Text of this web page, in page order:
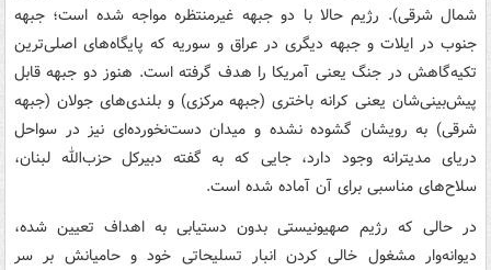
شمال شرقی). رژیم حالا با دو جبهه غیرمنتظره مواجه شده است؛ جبهه
جنوب در ایلات و جبهه دیگری در عراق و سوریه که پایگاه‌های اصلی‌ترین
تکیه‌گاهش در جنگ یعنی آمریکا را هدف گرفته است. هنوز دو جبهه قابل
پیش‌بینی‌شان یعنی کرانه باختری (جبهه مرکزی) و بلندی‌های جولان (جبهه
شرقی) به رویشان گشوده نشده و میدان دست‌نخورده‌ای نیز در سواحل
دریای مدیترانه وجود دارد، جایی که به گفته دبیرکل حزب‌الله لبنان،
سلاح‌های مناسبی برای آن آماده شده است.
در حالی که رژیم صهیونیستی بدون دستیابی به اهداف تعیین شده،
دیوانه‌وار مشغول خالی کردن انبار تسلیحاتی خود و حامیانش بر سر